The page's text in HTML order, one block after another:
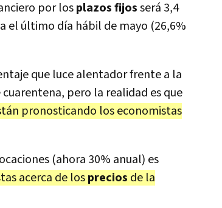
por losplazos fijosserá 3,4
el último día hábil de mayo (26,6%
que luce alentador frente a la
pero la realidad es que
pronosticando los economistas
(ahora 30% anual) es
acerca de losprecios de la